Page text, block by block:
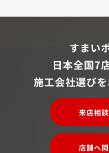
すまい
日本全国7
施工会社選びを
来店相
店舗へ